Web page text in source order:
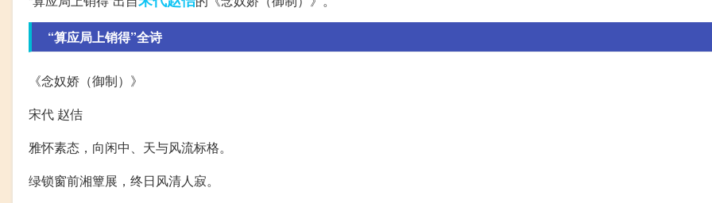
“算应局上销得”全诗
《念奴娇（御制）》
宋代 赵佶
雅怀素态，向闲中、天与风流标格。
绿锁窗前湘簟展，终日风清人寂。